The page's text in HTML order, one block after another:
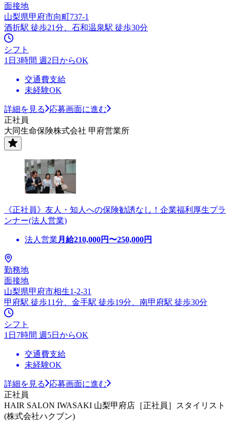
面接地
山梨県甲府市向町737-1
酒折駅 徒歩21分、石和温泉駅 徒歩30分
シフト
1日3時間 週2日からOK
交通費支給
未経験OK
詳細を見る
応募画面に進む
正社員
大同生命保険株式会社 甲府営業所
《正社員》友人・知人への保険勧誘なし！企業福利厚生プラ
ンナー(法人営業)
法人営業 月給210,000円〜250,000円
勤務地
面接地
山梨県甲府市相生1-2-31
甲府駅 徒歩11分、金手駅 徒歩19分、南甲府駅 徒歩30分
シフト
1日7時間 週5日からOK
交通費支給
未経験OK
詳細を見る
応募画面に進む
正社員
HAIR SALON IWASAKI 山梨甲府店［正社員］スタイリスト
(株式会社ハクブン)